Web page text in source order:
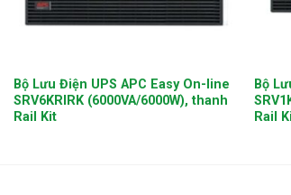
Bộ Lưu Điện UPS APC Easy On-line
SRV6KRIRK (6000VA/6000W), thanh
Rail Kit
Bộ
Rail